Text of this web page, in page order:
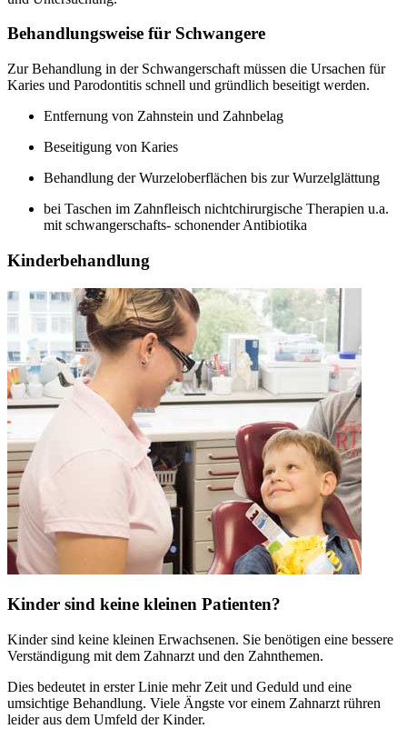
Behandlungsweise für Schwangere
Zur Behandlung in der Schwangerschaft müssen die Ursachen für
Karies und Parodontitis schnell und gründlich beseitigt werden.
Entfernung von Zahnstein und Zahnbelag
Beseitigung von Karies
Behandlung der Wurzeloberflächen bis zur Wurzelglättung
bei Taschen im Zahnfleisch nichtchirurgische Therapien u.a.
mit schwangerschafts- schonender Antibiotika
Kinderbehandlung
Kinder sind keine kleinen Patienten?
Kinder sind keine kleinen Erwachsenen. Sie benötigen eine bessere
Verständigung mit dem Zahnarzt und den Zahnthemen.
Dies bedeutet in erster Linie mehr Zeit und Geduld und eine
umsichtige Behandlung. Viele Ängste vor einem Zahnarzt rühren
leider aus dem Umfeld der Kinder.